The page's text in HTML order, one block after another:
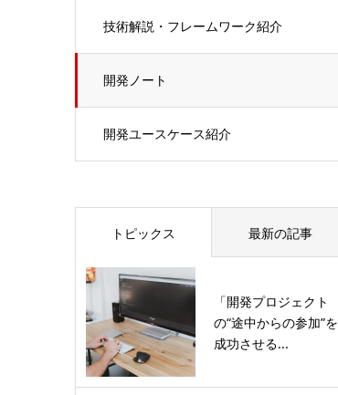
技術解説・フレームワーク紹介
開発ノート
開発ユースケース紹介
トピックス 最新の記事
「開発プロジェクト
の“途中からの参加”を
成功させる...